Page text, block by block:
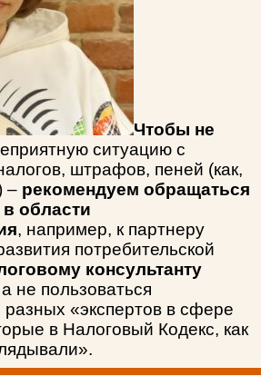
Чтобы не
ситуацию с
штрафов, пеней (как,
– рекомендуем обращаться
области
, например, к партнеру
потребительской
консультанту
не пользоваться
«экспертов в сфере
в Налоговый Кодекс, как